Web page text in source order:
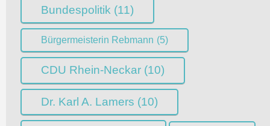
Bundespolitik (11)
Bürgermeisterin Rebmann (5)
CDU Rhein-Neckar (10)
Dr. Karl A. Lamers (10)